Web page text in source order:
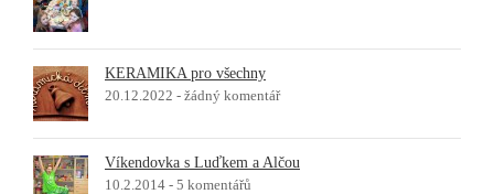
KERAMIKA pro všechny
20.12.2022 - žádný komentář
Víkendovka s Luďkem a Alčou
10.2.2014 - 5 komentářů